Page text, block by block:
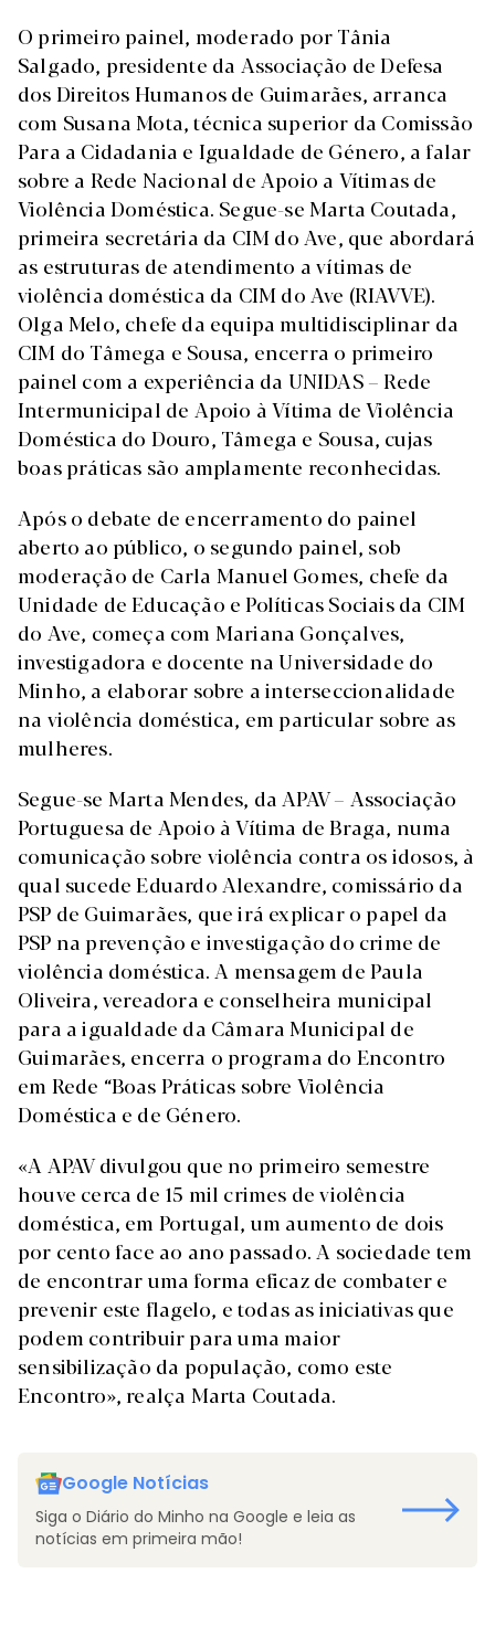
O primeiro painel, moderado por Tânia
Salgado, presidente da Associação de Defesa
dos Direitos Humanos de Guimarães, arranca
com Susana Mota, técnica superior da Comissão
Para a Cidadania e Igualdade de Género, a falar
sobre a Rede Nacional de Apoio a Vítimas de
Violência Doméstica. Segue-se Marta Coutada,
primeira secretária da CIM do Ave, que abordará
as estruturas de atendimento a vítimas de
violência doméstica da CIM do Ave (RIAVVE).
Olga Melo, chefe da equipa multidisciplinar da
CIM do Tâmega e Sousa, encerra o primeiro
painel com a experiência da UNIDAS – Rede
Intermunicipal de Apoio à Vítima de Violência
Doméstica do Douro, Tâmega e Sousa, cujas
boas práticas são amplamente reconhecidas.
Após o debate de encerramento do painel
aberto ao público, o segundo painel, sob
moderação de Carla Manuel Gomes, chefe da
Unidade de Educação e Políticas Sociais da CIM
do Ave, começa com Mariana Gonçalves,
investigadora e docente na Universidade do
Minho, a elaborar sobre a interseccionalidade
na violência doméstica, em particular sobre as
mulheres.
Segue-se Marta Mendes, da APAV – Associação
Portuguesa de Apoio à Vítima de Braga, numa
comunicação sobre violência contra os idosos, à
qual sucede Eduardo Alexandre, comissário da
PSP de Guimarães, que irá explicar o papel da
PSP na prevenção e investigação do crime de
violência doméstica. A mensagem de Paula
Oliveira, vereadora e conselheira municipal
para a igualdade da Câmara Municipal de
Guimarães, encerra o programa do Encontro
em Rede “Boas Práticas sobre Violência
Doméstica e de Género.
«A APAV divulgou que no primeiro semestre
houve cerca de 15 mil crimes de violência
doméstica, em Portugal, um aumento de dois
por cento face ao ano passado. A sociedade tem
de encontrar uma forma eficaz de combater e
prevenir este flagelo, e todas as iniciativas que
podem contribuir para uma maior
sensibilização da população, como este
Encontro», realça Marta Coutada.
Google Notícias
Siga o Diário do Minho na Google e leia as
notícias em primeira mão!